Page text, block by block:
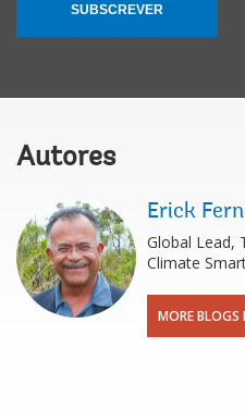
SUBSCREVER
Autores
Erick
Global Lead,
Climate
MORE BLOGS